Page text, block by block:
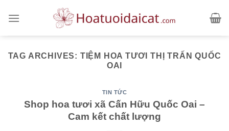
TAG ARCHIVES: TIỆM HOA TƯƠI THỊ TRẤN QUỐC
OAI
TIN TỨC
Shop hoa tươi xã Cấn Hữu Quốc Oai –
Cam kết chất lượng